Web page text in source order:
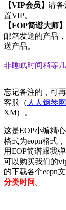
【VIP会员】 请备
置VIP。
【EOP简谱大师】
邮箱发送的产品
送产品。
非睡眠时间稍等几
忘记备注的，可
客服（ 人人钢琴网
XM）。
这是EOP小编精
格式为eopn格式
用EOP简谱跟我
可以购买我们的
的下载各个eopn文
分类时间 。